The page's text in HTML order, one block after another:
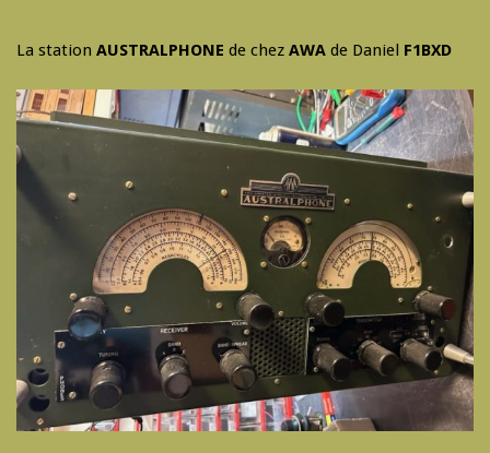
La station AUSTRALPHONE de chez AWA de Daniel F1BXD